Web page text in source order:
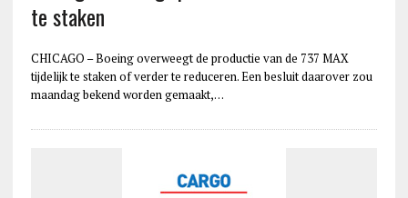
te staken
CHICAGO – Boeing overweegt de productie van de 737 MAX
tijdelijk te staken of verder te reduceren. Een besluit daarover zou
maandag bekend worden gemaakt,…